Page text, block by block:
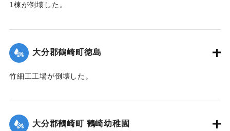
1棟が倒壊した。
｜固有コード:00474066
大分郡鶴崎町徳島
竹細工工場が倒壊した。
｜固有コード:00474059
大分郡鶴崎町 鶴崎幼稚園